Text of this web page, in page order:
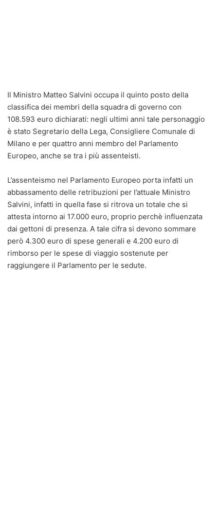
Il Ministro Matteo Salvini occupa il quinto posto della
classifica dei membri della squadra di governo con
108.593 euro dichiarati: negli ultimi anni tale personaggio
è stato Segretario della Lega, Consigliere Comunale di
Milano e per quattro anni membro del Parlamento
Europeo, anche se tra i più assenteisti.
L’assenteismo nel Parlamento Europeo porta infatti un
abbassamento delle retribuzioni per l’attuale Ministro
Salvini, infatti in quella fase si ritrova un totale che si
attesta intorno ai 17.000 euro, proprio perchè influenzata
dai gettoni di presenza. A tale cifra si devono sommare
però 4.300 euro di spese generali e 4.200 euro di
rimborso per le spese di viaggio sostenute per
raggiungere il Parlamento per le sedute.